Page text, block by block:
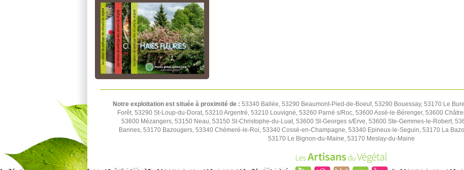
Notre exploitation est située à proximité de : 53340 Ballée, 53290 Beaumont-Pied-de-Boeuf, 53290 Bouessay, 53170 Le
Forêt, 53290 St-Loup-du-Dorat, 53210 Argentré, 53210 Louvigné, 53260 Parné s/Roc, 53600 Assé-le-Bérenger, 53600
53600 Mézangers, 53150 Neau, 53150 St-Christophe-du-Luat, 53600 St-Georges s/Erve, 53600 Ste-Gemmes-le-Robert,
Bannes, 53170 Bazougers, 53340 Chémeré-le-Roi, 53340 Cossé-en-Champagne, 53340 Epineux-le-Seguin, 53170 La
53170 Le Bignon-du-Maine, 53170 Meslay-du-Maine